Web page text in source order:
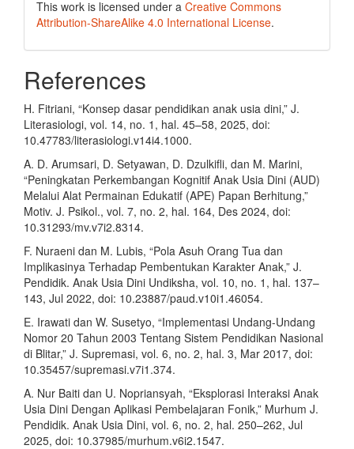
This work is licensed under a Creative Commons
Attribution-ShareAlike 4.0 International License.
References
H. Fitriani, “Konsep dasar pendidikan anak usia dini,” J.
Literasiologi, vol. 14, no. 1, hal. 45–58, 2025, doi:
10.47783/literasiologi.v14i4.1000.
A. D. Arumsari, D. Setyawan, D. Dzulkifli, dan M. Marini,
“Peningkatan Perkembangan Kognitif Anak Usia Dini (AUD)
Melalui Alat Permainan Edukatif (APE) Papan Berhitung,”
Motiv. J. Psikol., vol. 7, no. 2, hal. 164, Des 2024, doi:
10.31293/mv.v7i2.8314.
F. Nuraeni dan M. Lubis, “Pola Asuh Orang Tua dan
Implikasinya Terhadap Pembentukan Karakter Anak,” J.
Pendidik. Anak Usia Dini Undiksha, vol. 10, no. 1, hal. 137–
143, Jul 2022, doi: 10.23887/paud.v10i1.46054.
E. Irawati dan W. Susetyo, “Implementasi Undang-Undang
Nomor 20 Tahun 2003 Tentang Sistem Pendidikan Nasional
di Blitar,” J. Supremasi, vol. 6, no. 2, hal. 3, Mar 2017, doi:
10.35457/supremasi.v7i1.374.
A. Nur Baiti dan U. Nopriansyah, “Eksplorasi Interaksi Anak
Usia Dini Dengan Aplikasi Pembelajaran Fonik,” Murhum J.
Pendidik. Anak Usia Dini, vol. 6, no. 2, hal. 250–262, Jul
2025, doi: 10.37985/murhum.v6i2.1547.